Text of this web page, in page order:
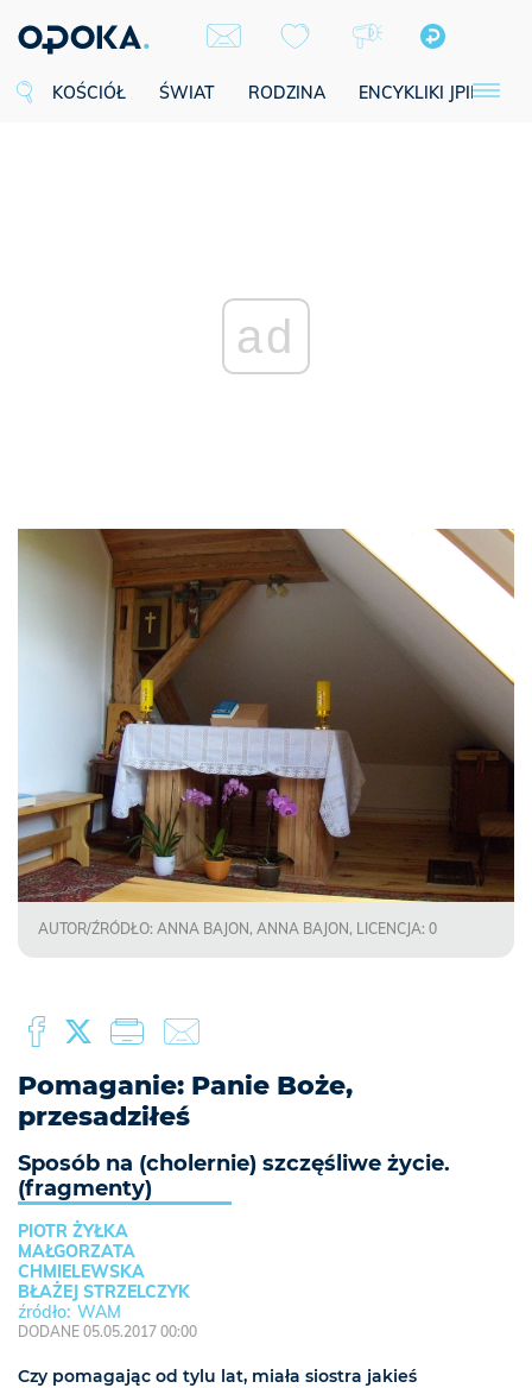
KOŚCIÓŁ ŚWIAT RODZINA ENCYKLIKI JPII
ad
AUTOR/ŹRÓDŁO: ANNA BAJON, ANNA BAJON, LICENCJA: 0
Pomaganie: Panie Boże,
przesadziłeś
Sposób na (cholernie) szczęśliwe życie.
(fragmenty)
PIOTR ŻYŁKA
MAŁGORZATA
CHMIELEWSKA
BŁAŻEJ STRZELCZYK
WAM
DODANE 05.05.2017 00:00
Czy pomagając od tylu lat, miała siostra jakieś